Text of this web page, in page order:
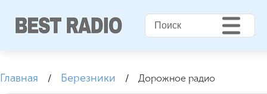
Главная / Березники / Дорожное радио